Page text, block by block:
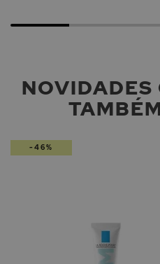
NOVIDADES
-46%